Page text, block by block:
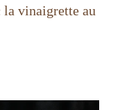
la vinaigrette au